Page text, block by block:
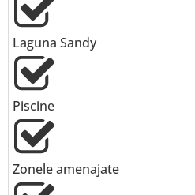
Laguna Sandy
Piscine
Zonele amenajate